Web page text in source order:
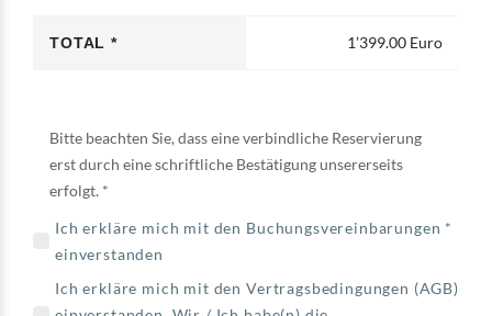
TOTAL * 1’399.00 Euro
Bitte beachten Sie, dass eine verbindliche Reservierung
erst durch eine schriftliche Bestätigung unsererseits
erfolgt. *
Ich erkläre mich mit den Buchungsvereinbarungen *
einverstanden
Ich erkläre mich mit den Vertragsbedingungen (AGB)